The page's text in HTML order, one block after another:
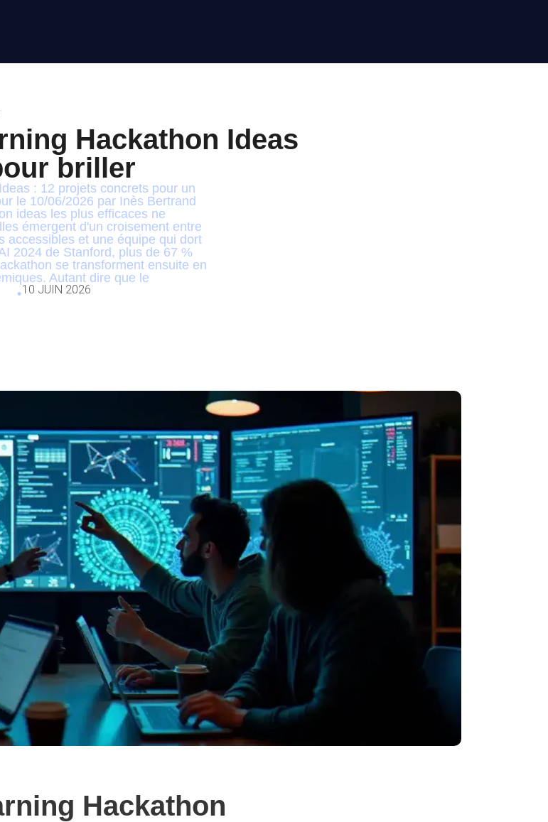
Hackathon Ideas
briller
: 12 projets concrets pour un
le 10/06/2026 par Inès Bertrand
ideas les plus efficaces ne
émergent d'un croisement entre
accessibles et une équipe qui dort
2024 de Stanford, plus de 67 %
se transforment ensuite en
Autant dire que le
•10 JUIN 2026
Hackathon